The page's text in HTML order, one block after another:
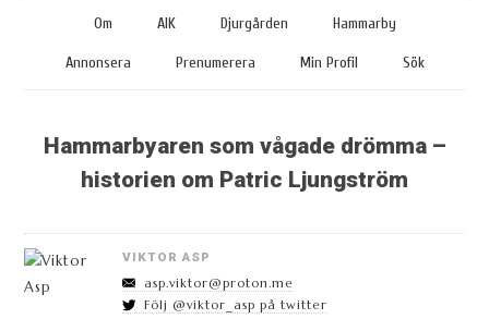
Om AIK Djurgården Hammarby
Annonsera Prenumerera Min Profil Sök
Hammarbyaren som vågade drömma –
historien om Patric Ljungström
VIKTOR ASP
asp.viktor@proton.me
Följ @viktor_asp på twitter